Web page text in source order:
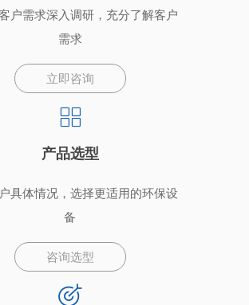
户需求深入调研，充分了解客户
需求
立即咨询
产品选型
具体情况，选择更适用的环保设
备
咨询选型